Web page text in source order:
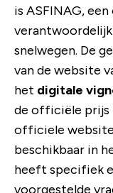
is ASFINAG,
snelwegen. De
van de website
het digitale
de officiële prijs
officiele
beschikbaar in
heeft specifiek
voorgestelde